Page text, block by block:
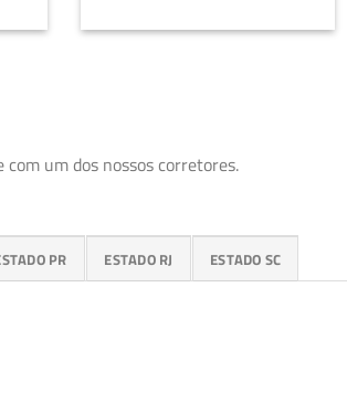
um dos nossos corretores.
PR ESTADO RJ ESTADO SC